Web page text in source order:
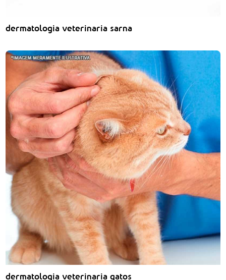
dermatologia veterinaria sarna
dermatologia veterinaria gatos